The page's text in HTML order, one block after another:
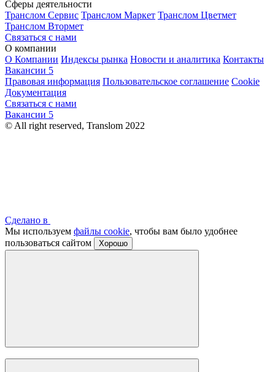
Сферы деятельности
Транслом Сервис Транслом Маркет Транслом Цветмет
Транслом Втормет
Связаться с нами
О компании
О Компании Индексы рынка Новости и аналитика Контакты
Вакансии 5
Правовая информация Пользовательское соглашение Cookie
Документация
Связаться с нами
Вакансии 5
© All right reserved, Translom 2022
Сделано в
Мы используем файлы cookie, чтобы вам было удобнее
пользоваться сайтом
Хорошо